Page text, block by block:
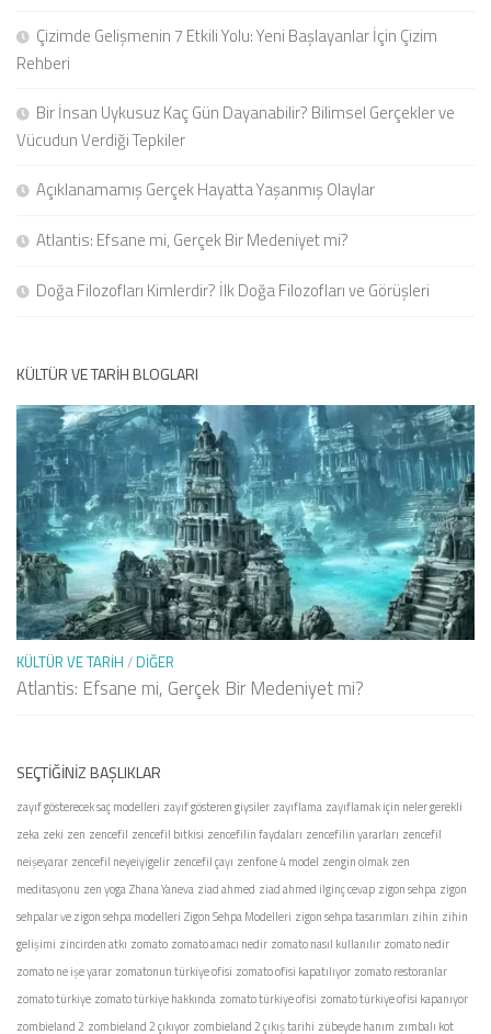
Çizimde Gelişmenin 7 Etkili Yolu: Yeni Başlayanlar İçin Çizim
Rehberi
Bir İnsan Uykusuz Kaç Gün Dayanabilir? Bilimsel Gerçekler ve
Vücudun Verdiği Tepkiler
Açıklanamamış Gerçek Hayatta Yaşanmış Olaylar
Atlantis: Efsane mi, Gerçek Bir Medeniyet mi?
Doğa Filozofları Kimlerdir? İlk Doğa Filozofları ve Görüşleri
KÜLTÜR VE TARIH BLOGLARI
KÜLTÜR VE TARIH / DIĞER
Atlantis: Efsane mi, Gerçek Bir Medeniyet mi?
SEÇTIĞINIZ BAŞLIKLAR
zayıf gösterecek saç modelleri zayıf gösteren giysiler zayıflama zayıflamak için neler gerekli
zeka zeki zen zencefil zencefil bitkisi zencefilin faydaları zencefilin yararları zencefil
neişeyarar zencefil neyeiyigelir zencefil çayı zenfone 4 model zengin olmak zen
meditasyonu zen yogaZhana Yaneva ziad ahmed ziad ahmed ilginç cevap zigon sehpa zigon
sehpalar ve zigon sehpa modelleri Zigon Sehpa Modelleri zigon sehpa tasarımları zihin zihin
gelişimi zincirden atkı zomato zomato amacı nedir zomato nasıl kullanılır zomato nedir
zomato ne işe yarar zomatonun türkiye ofisi zomato ofisi kapatılıyor zomato restoranlar
zomato türkiye zomato türkiye hakkında zomato türkiye ofisi zomato türkiye ofisi kapanıyor
zombieland 2 zombieland 2 çıkıyor zombieland 2 çıkış tarihi zübeyde hanım zımbalı kot